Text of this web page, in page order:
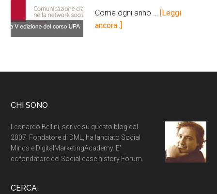
Come ogni anno …
[Leggi
ancora..]
CHI SONO
Leonardo Bellini, scrive su questo blog dal
2007. Fondatore di DML, ha lanciato Social
Minds e DigitalMarketingAcademy. E'
cofondatore del Social case history Forum.
CERCA